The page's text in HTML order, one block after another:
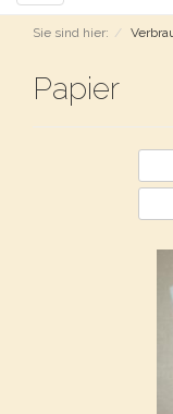
navigation
Sie sind hier:
Papier